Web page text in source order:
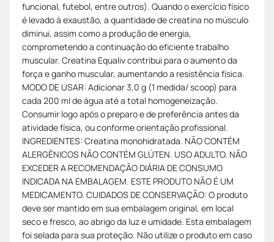
funcional, futebol, entre outros). Quando o exercício físico
é levado à exaustão, a quantidade de creatina no músculo
diminui, assim como a produção de energia,
comprometendo a continuação do eficiente trabalho
muscular. Creatina Equaliv contribui para o aumento da
força e ganho muscular, aumentando a resistência física.
MODO DE USAR: Adicionar 3,0 g (1 medida/ scoop) para
cada 200 ml de água até a total homogeneização.
Consumir logo após o preparo e de preferência antes da
atividade física, ou conforme orientação profissional.
INGREDIENTES: Creatina monohidratada. NÃO CONTÉM
ALERGÊNICOS NÃO CONTÉM GLÚTEN. USO ADULTO. NÃO
EXCEDER A RECOMENDAÇÃO DIÁRIA DE CONSUMO
INDICADA NA EMBALAGEM. ESTE PRODUTO NÃO É UM
MEDICAMENTO. CUIDADOS DE CONSERVAÇÃO: O produto
deve ser mantido em sua embalagem original, em local
seco e fresco, ao abrigo da luz e umidade. Esta embalagem
foi selada para sua proteção. Não utilize o produto em caso